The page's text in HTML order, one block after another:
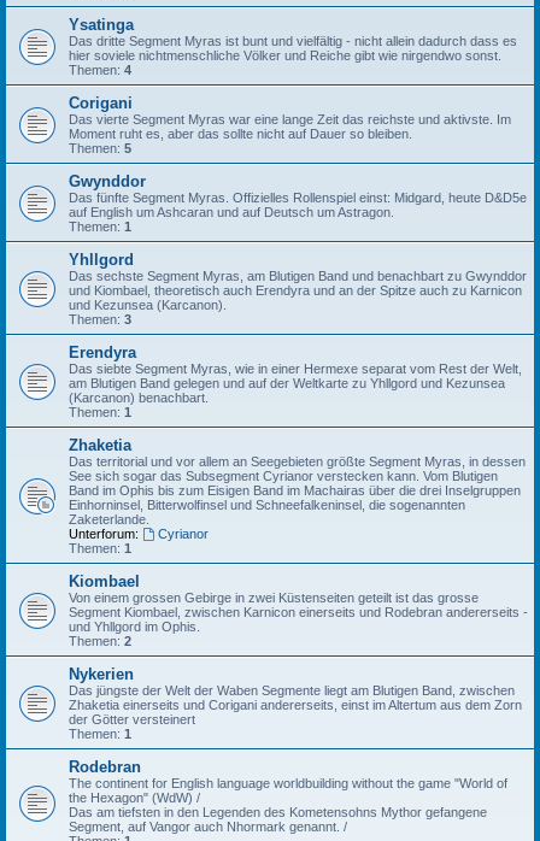
Ysatinga
Das dritte Segment Myras ist bunt und vielfältig - nicht allein dadurch dass es
hier soviele nichtmenschliche Völker und Reiche gibt wie nirgendwo sonst.
Themen: 4
Corigani
Das vierte Segment Myras war eine lange Zeit das reichste und aktivste. Im
Moment ruht es, aber das sollte nicht auf Dauer so bleiben.
Themen: 5
Gwynddor
Das fünfte Segment Myras. Offizielles Rollenspiel einst: Midgard, heute D&D5e
auf English um Ashcaran und auf Deutsch um Astragon.
Themen: 1
Yhllgord
Das sechste Segment Myras, am Blutigen Band und benachbart zu Gwynddor
und Kiombael, theoretisch auch Erendyra und an der Spitze auch zu Karnicon
und Kezunsea (Karcanon).
Themen: 3
Erendyra
Das siebte Segment Myras, wie in einer Hermexe separat vom Rest der Welt,
am Blutigen Band gelegen und auf der Weltkarte zu Yhllgord und Kezunsea
(Karcanon) benachbart.
Themen: 1
Zhaketia
Das territorial und vor allem an Seegebieten größte Segment Myras, in dessen
See sich sogar das Subsegment Cyrianor verstecken kann. Vom Blutigen
Band im Ophis bis zum Eisigen Band im Machairas über die drei Inselgruppen
Einhorninsel, Bitterwolfinsel und Schneefalkeninsel, die sogenannten
Zaketerlande.
Unterforum:
Cyrianor
Themen: 1
Kiombael
Von einem grossen Gebirge in zwei Küstenseiten geteilt ist das grosse
Segment Kiombael, zwischen Karnicon einerseits und Rodebran andererseits -
und Yhllgord im Ophis.
Themen: 2
Nykerien
Das jüngste der Welt der Waben Segmente liegt am Blutigen Band, zwischen
Zhaketia einerseits und Corigani andererseits, einst im Altertum aus dem Zorn
der Götter versteinert
Themen: 1
Rodebran
The continent for English language worldbuilding without the game "World of
the Hexagon" (WdW) /
Das am tiefsten in den Legenden des Kometensohns Mythor gefangene
Segment, auf Vangor auch Nhormark genannt. /